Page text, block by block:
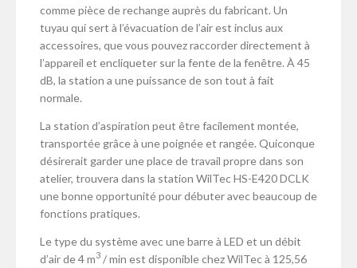
comme pièce de rechange auprès du fabricant. Un
tuyau qui sert à l’évacuation de l’air est inclus aux
accessoires, que vous pouvez raccorder directement à
l’appareil et encliqueter sur la fente de la fenêtre. À 45
dB, la station a une puissance de son tout à fait
normale.
La station d’aspiration peut être facilement montée,
transportée grâce à une poignée et rangée. Quiconque
désirerait garder une place de travail propre dans son
atelier, trouvera dans la station WilTec HS-E420 DCLK
une bonne opportunité pour débuter avec beaucoup de
fonctions pratiques.
Le type du système avec une barre à LED et un débit
d’air de 4 m3 / min est disponible chez WilTec à 125,56